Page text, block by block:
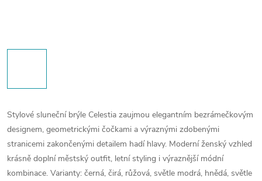
Stylové sluneční brýle Celestia zaujmou elegantním bezrámečkovým
designem, geometrickými čočkami a výraznými zdobenými
stranicemi zakončenými detailem hadí hlavy. Moderní ženský vzhled
krásně doplní městský outfit, letní styling i výraznější módní
kombinace. Varianty: černá, čirá, růžová, světle modrá, hnědá, světle